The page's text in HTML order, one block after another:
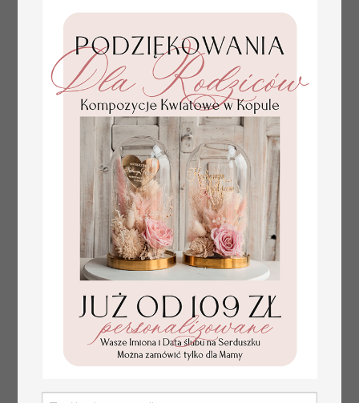
numerki na stół weselny
z tłoczonymi kwiatami,
eleganckie numerki na
stoły weselne, tłoczone
numerki na stół weselny,
dekoracja stołów
weselnych tłoczone
Promocja:
10 PLN/13.00 PLN